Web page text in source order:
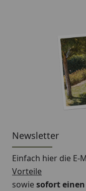
Newsletter
Einfach hier die E-
Vorteile
sowiesofort